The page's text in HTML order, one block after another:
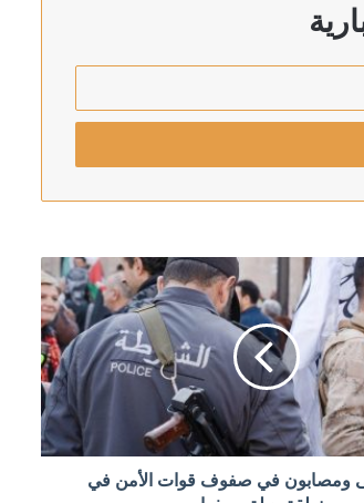
رئيس اركان الجيش الاسرائيلي يهدد بالتوغل أعمق في لبنان: لن ننسحب من الأراضي التي احتللناها في جميع الجبهات
أيام
ومصابون في صفوف قوات الأمن في